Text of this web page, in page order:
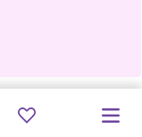
vous offre une
pas manquer.
objectif est de
DE
TUILES
SAUVETAGE